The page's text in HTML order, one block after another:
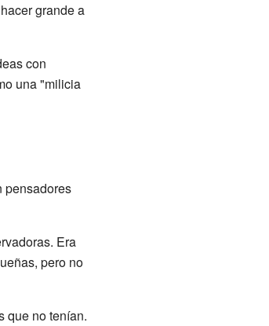
grande a
con
una "milicia
pensadores
Era
pero no
que no tenían.